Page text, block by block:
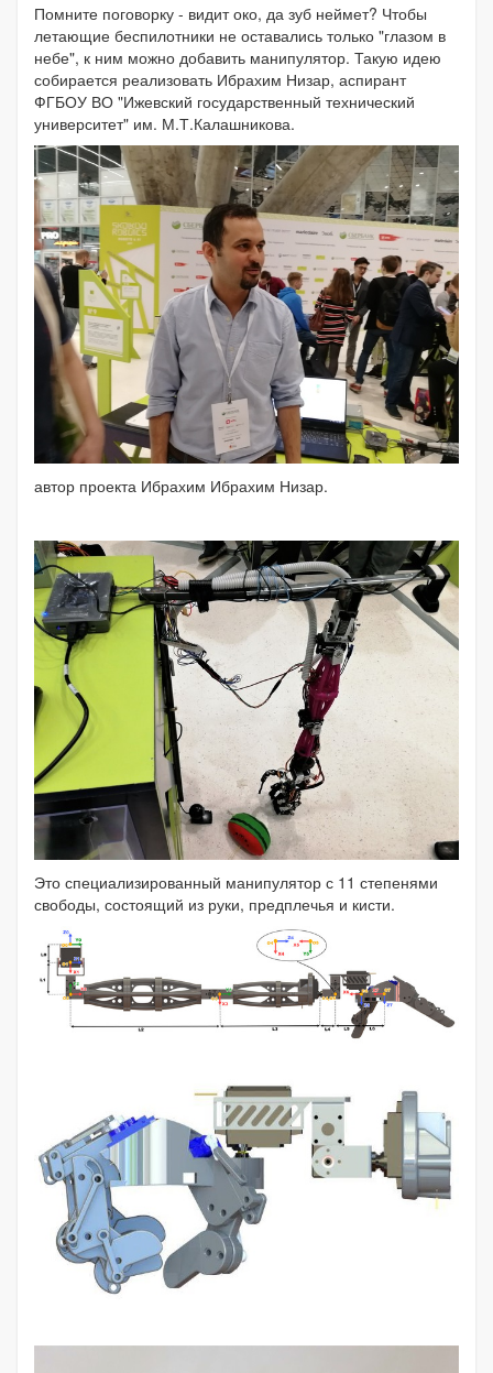
Помните поговорку - видит око, да зуб неймет? Чтобы
летающие беспилотники не оставались только "глазом в
небе", к ним можно добавить манипулятор. Такую идею
собирается реализовать Ибрахим Низар, аспирант
ФГБОУ ВО "Ижевский государственный технический
университет" им. М.Т.Калашникова.
автор проекта Ибрахим Ибрахим Низар.
Это специализированный манипулятор с 11 степенями
свободы, состоящий из руки, предплечья и кисти.